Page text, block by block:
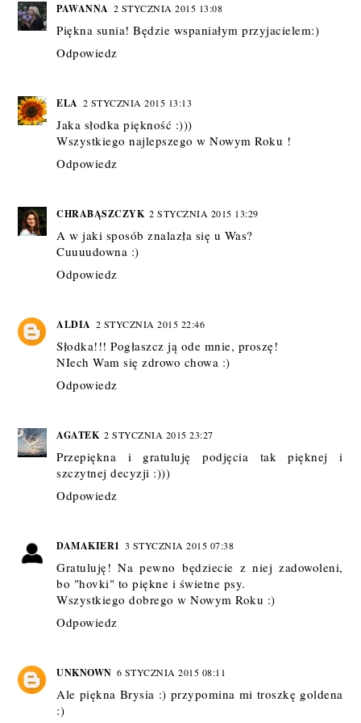
PAWANNA 2 STYCZNIA 2015 13:08
Piękna sunia! Będzie wspaniałym przyjacielem:)
Odpowiedz
ELA 2 STYCZNIA 2015 13:13
Jaka słodka piękność :)))
Wszystkiego najlepszego w Nowym Roku !
Odpowiedz
CHRABĄSZCZYK 2 STYCZNIA 2015 13:29
A w jaki sposób znalazła się u Was?
Cuuuudowna :)
Odpowiedz
ALDIA 2 STYCZNIA 2015 22:46
Słodka!!! Pogłaszcz ją ode mnie, proszę!
NIech Wam się zdrowo chowa :)
Odpowiedz
AGATEK 2 STYCZNIA 2015 23:27
Przepiękna i gratuluję podjęcia tak pięknej i
szczytnej decyzji :)))
Odpowiedz
DAMAKIER1 3 STYCZNIA 2015 07:38
Gratuluję! Na pewno będziecie z niej zadowoleni,
bo "hovki" to piękne i świetne psy.
Wszystkiego dobrego w Nowym Roku :)
Odpowiedz
UNKNOWN 6 STYCZNIA 2015 08:11
Ale piękna Brysia :) przypomina mi troszkę goldena
:)